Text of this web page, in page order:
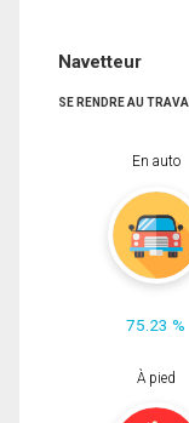
Navetteur
SE RENDRE AU
En auto
75.23 %
À pied